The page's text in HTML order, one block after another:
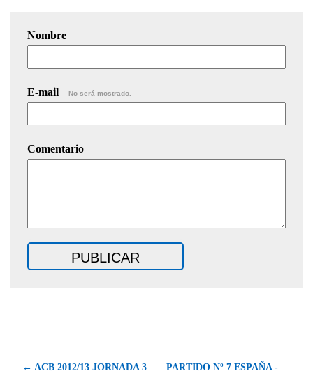
Nombre
E-mail No será mostrado.
Comentario
← ACB 2012/13 JORNADA 3 PARTIDO Nº 7 ESPAÑA -